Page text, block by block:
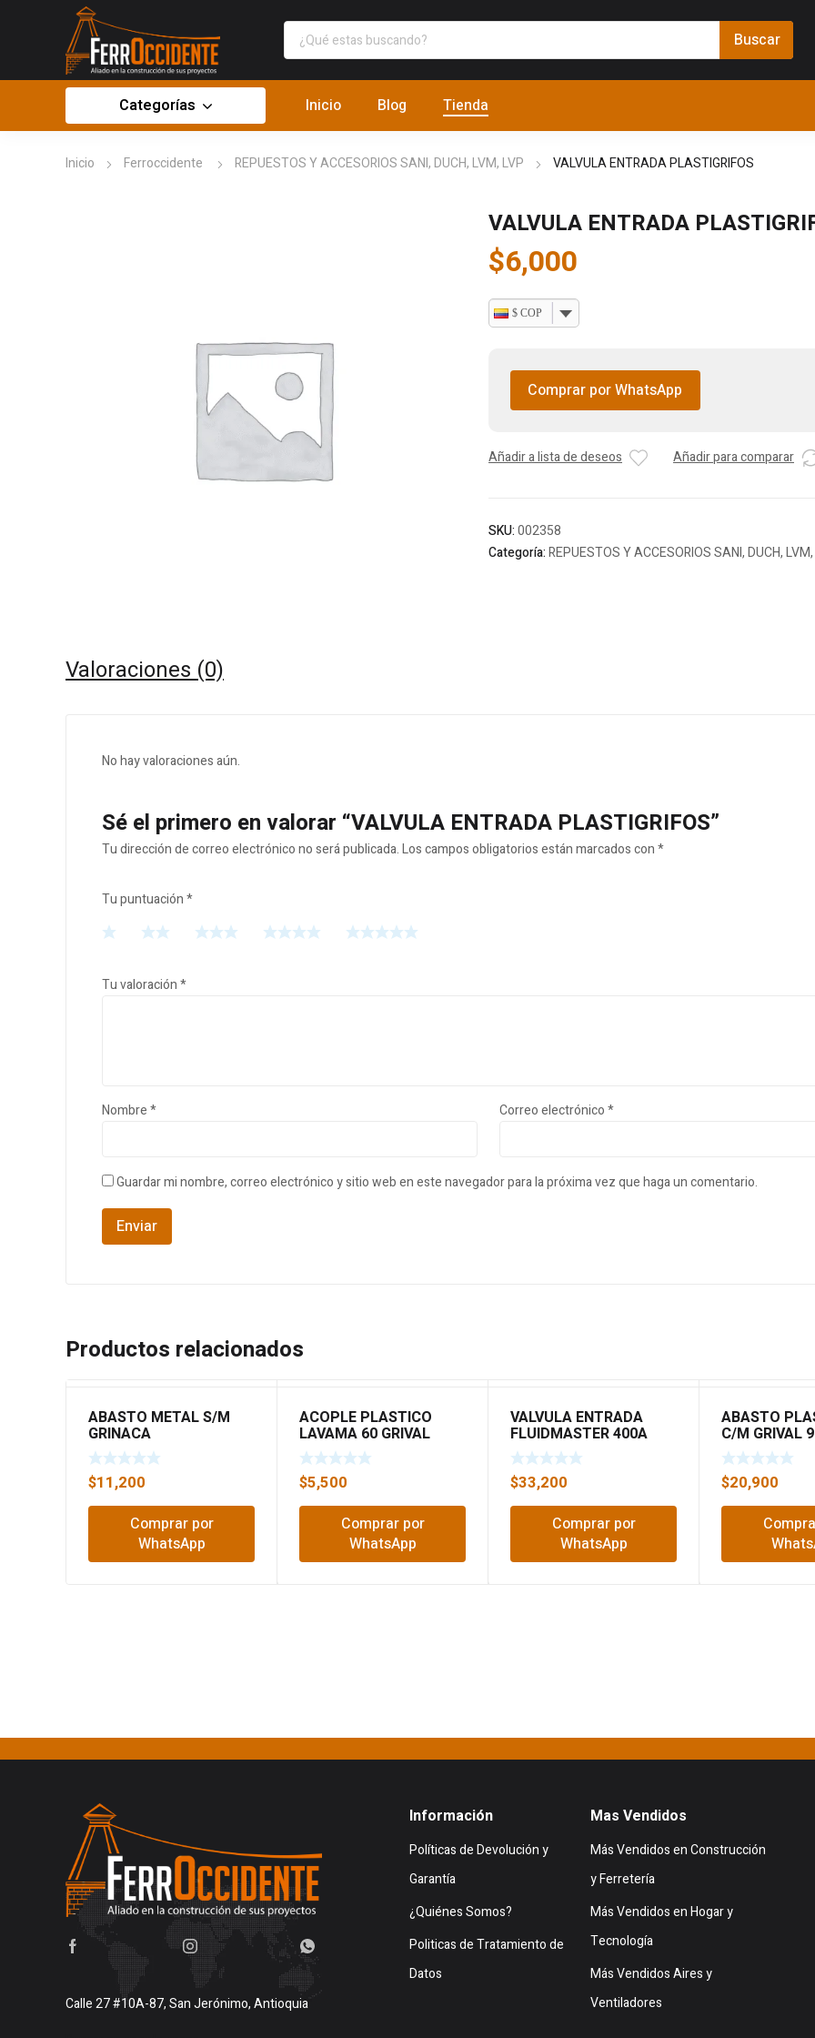
Categorías Inicio Blog Tienda
Inicio Ferroccidente REPUESTOS Y ACCESORIOS SANI, DUCH, LVM, LVP VALVULA ENTRADA PLASTIGRIFOS
VALVULA ENTRADA
$6,000
$ COP
Comprar por WhatsApp
Añadir a lista de deseos Añadir para comparar
SKU:002358
Categoría:REPUESTOS Y ACCESORIOS SANI, DUCH,
Valoraciones (0)
No hay valoraciones aún.
Sé el primero en valorar “VALVULA ENTRADA PLASTIGRIFOS”
Tu dirección de correo electrónico no será publicada.Los campos obligatorios están marcados con*
Tu puntuación*
Tu valoración*
Nombre* Correo electrónico*
Guardar mi nombre, correo electrónico y sitio web en este navegador para la próxima vez que haga un comentario.
Productos relacionados
ABASTO METAL S/M
GRINACA
$11,200
Comprar por
WhatsApp
ACOPLE PLASTICO
LAVAMA 60 GRIVAL
38012
$5,500
Comprar por
WhatsApp
VALVULA ENTRADA
FLUIDMASTER 400A
$33,200
Comprar por
WhatsApp
ABASTO
C/M GRIVAL
$20,900
Calle 27 #10A-87, San Jerónimo, Antioquia
Información
Políticas de Devolución y
Garantía
¿Quiénes Somos?
Politicas de Tratamiento de
Datos
Mas Vendidos
Más Vendidos en Construcción
y Ferretería
Más Vendidos en Hogar y
Tecnología
Más Vendidos Aires y
Ventiladores